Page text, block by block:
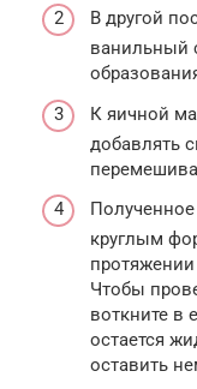
В другой
ванильный
К яичной
добавлять
круглым
Чтобы
воткните в
остается
оставить